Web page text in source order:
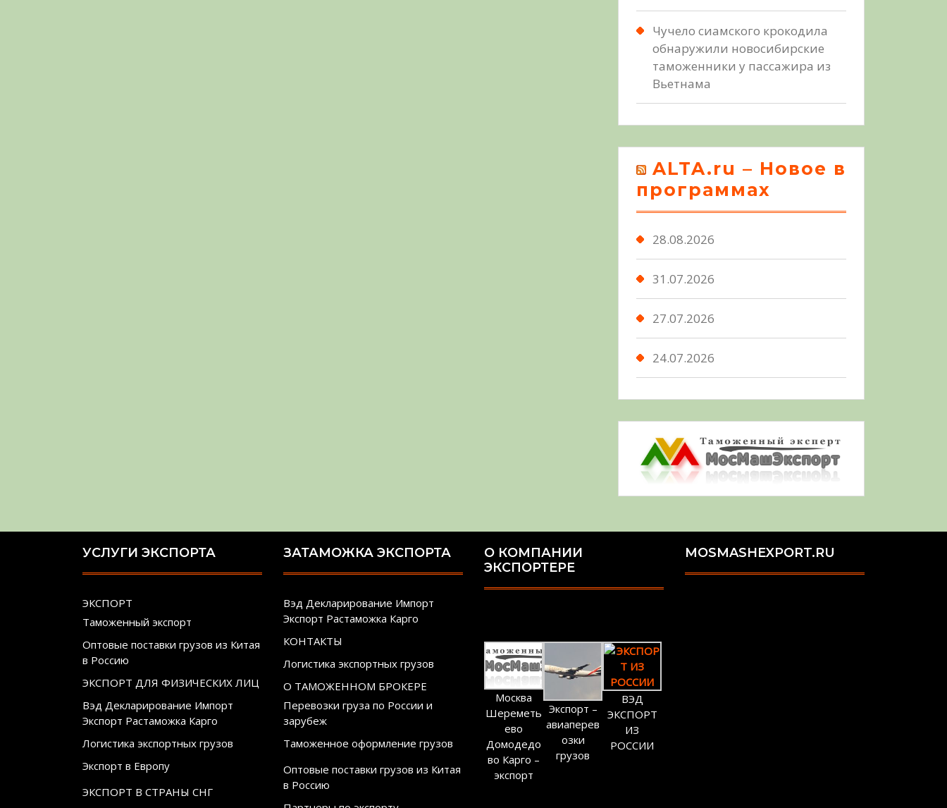
Чучело сиамского крокодила
обнаружили новосибирские
таможенники у пассажира из
Вьетнама
ALTA.ru – Новое в
программах
28.08.2026
31.07.2026
27.07.2026
24.07.2026
УСЛУГИ ЭКСПОРТА
ЭКСПОРТ
Таможенный экспорт
Оптовые поставки грузов из Китая
в Россию
ЭКСПОРТ ДЛЯ ФИЗИЧЕСКИХ ЛИЦ
Вэд Декларирование Импорт
Экспорт Растаможка Карго
Логистика экспортных грузов
Экспорт в Европу
ЭКСПОРТ В СТРАНЫ СНГ
ЗАТАМОЖКА ЭКСПОРТА
Вэд Декларирование Импорт
Экспорт Растаможка Карго
КОНТАКТЫ
Логистика экспортных грузов
О ТАМОЖЕННОМ БРОКЕРЕ
Перевозки груза по России и
зарубеж
Таможенное оформление грузов
Оптовые поставки грузов из Китая
в Россию
О КОМПАНИИ
ЭКСПОРТЕРЕ
Москва
Шереметь
ево
Домодедо
во Карго –
экспорт
Экспорт –
авиаперев
озки
грузов
ВЭД
ЭКСПОРТ
ИЗ
РОССИИ
MOSMASHEXPORT.RU